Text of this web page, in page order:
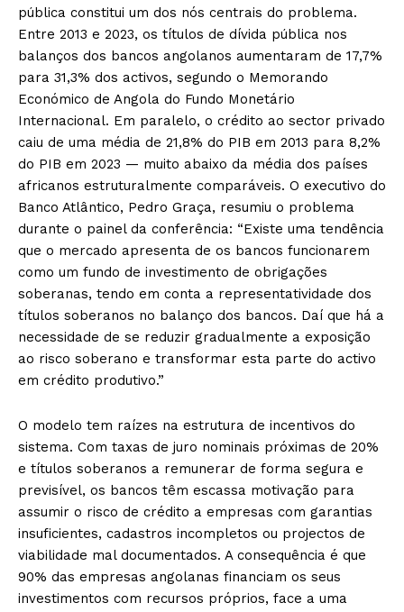
pública constitui um dos nós centrais do problema.
Entre 2013 e 2023, os títulos de dívida pública nos
balanços dos bancos angolanos aumentaram de 17,7%
para 31,3% dos activos, segundo o Memorando
Económico de Angola do Fundo Monetário
Internacional. Em paralelo, o crédito ao sector privado
caiu de uma média de 21,8% do PIB em 2013 para 8,2%
do PIB em 2023 — muito abaixo da média dos países
africanos estruturalmente comparáveis. O executivo do
Banco Atlântico, Pedro Graça, resumiu o problema
durante o painel da conferência: “Existe uma tendência
que o mercado apresenta de os bancos funcionarem
como um fundo de investimento de obrigações
soberanas, tendo em conta a representatividade dos
títulos soberanos no balanço dos bancos. Daí que há a
necessidade de se reduzir gradualmente a exposição
ao risco soberano e transformar esta parte do activo
em crédito produtivo.”
O modelo tem raízes na estrutura de incentivos do
sistema. Com taxas de juro nominais próximas de 20%
e títulos soberanos a remunerar de forma segura e
previsível, os bancos têm escassa motivação para
assumir o risco de crédito a empresas com garantias
insuficientes, cadastros incompletos ou projectos de
viabilidade mal documentados. A consequência é que
90% das empresas angolanas financiam os seus
investimentos com recursos próprios, face a uma